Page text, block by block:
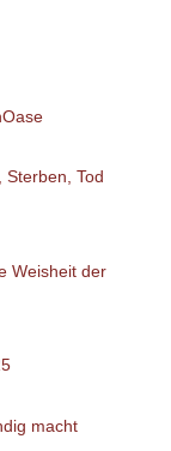
Sterben, Tod
Weisheit der
macht